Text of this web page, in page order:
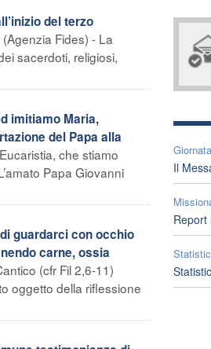
del terzo
Fides) - La
sacerdoti, religiosi,
imitiamo Maria,
del Papa alla
che stiamo
Papa Giovanni
guardarci con occhio
carne, ossia
(cfr Fil 2,6-11)
oggetto della riflessione
Il
Report